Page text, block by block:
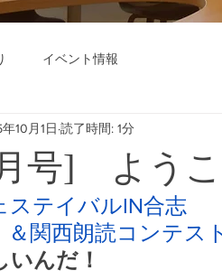
イベント情報
号] よう
10月1日 読了時間: 1分
ステイバルIN合志
ンテスト受
んだ！